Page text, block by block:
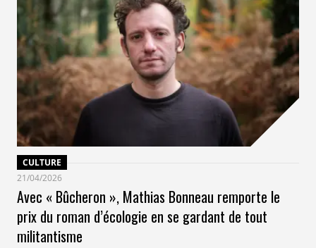
CULTURE
21/04/2026
Avec « Bûcheron », Mathias Bonneau remporte le
prix du roman d’écologie en se gardant de tout
militantisme